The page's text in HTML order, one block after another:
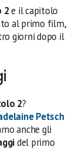
2e il capitolo
al primo film,
giorni dopo il
2?
Petsch
anche gli
del primo